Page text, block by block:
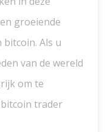
groeiende
Als u
van de wereld
om te
trader